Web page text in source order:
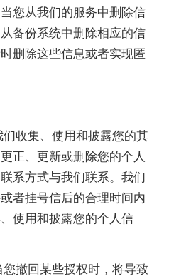
您从我们的服务中删除信
备份系统中删除相应的信
删除这些信息或者实现匿
收集、使用和披露您的其
正、更新或删除您的个人
系方式与我们联系。我们
者挂号信后的合理时间内
使用和披露您的个人信
撤回某些授权时，将导致